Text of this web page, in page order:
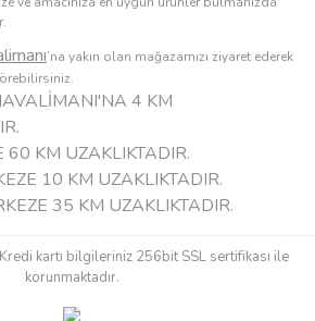
’na yakın olan mağazamızı ziyaret ederek
4 KM
60 KM UZAKLIKTADIR.
10 KM UZAKLIKTADIR.
35 KM UZAKLIKTADIR.
kartı bilgileriniz 256bit SSL sertifikası ile
korunmaktadır.